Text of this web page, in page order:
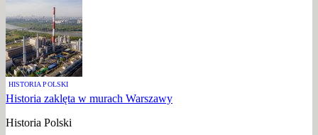
HISTORIA POLSKI
Historia zaklęta w murach Warszawy
Historia Polski